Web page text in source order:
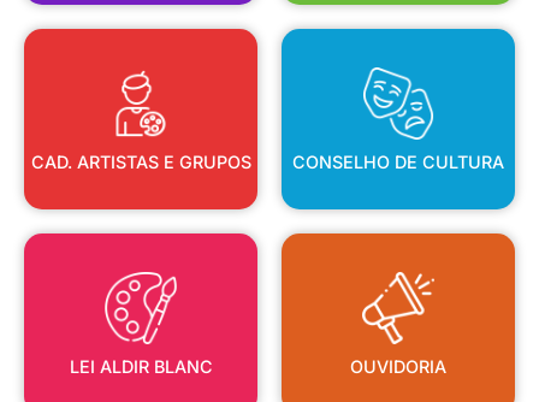
CAD. ARTISTAS E GRUPOS
CAD. ARTISTAS E GRUPOS
CONSELHO DE CULTURA
CONSELHO DE CULTURA
LEI ALDIR BLANC
LEI ALDIR BLANC
OUVIDORIA
OUVIDORIA